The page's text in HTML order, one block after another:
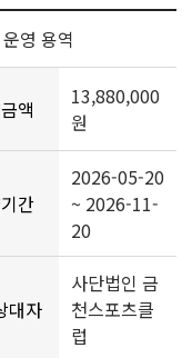
영 용역
액
13,880,000
원
간
2026-05-20
~ 2026-11-
20
대자
사단법인 금
천스포츠클
럽